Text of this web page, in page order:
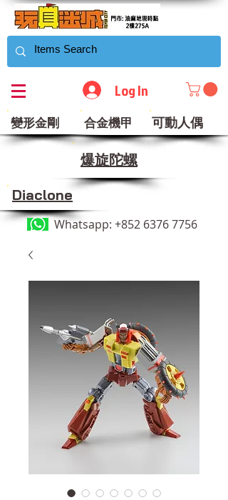
Log In
變形金剛 合金機甲 可動人偶
​爆旋陀螺
Diaclone
Whatsapp: +852 6376 7756